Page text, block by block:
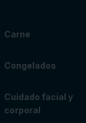
Carne
Congelados
Cuidado facial y
corporal